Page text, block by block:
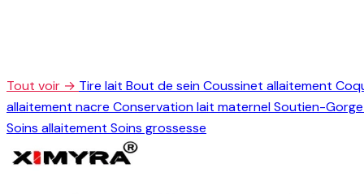
Tout voir → Tire lait Bout de seinCoussinet allaitement
allaitement nacre Conservation lait maternelSoutien-
Soins allaitement Soins grossesse